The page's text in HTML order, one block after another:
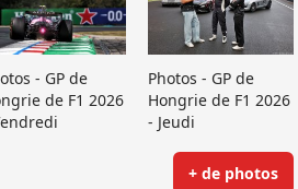
- GP de
de F1 2026
Photos - GP de
Hongrie de F1 2026
- Jeudi
+ de photos